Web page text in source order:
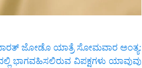
ಜೋಡೊ ಯಾತ್ರೆ ಸೋಮವಾರ ಅಂತ್ಯ:
ಭಾಗವಹಿಸಲಿರುವ ವಿಪಕ್ಷಗಳು ಯಾವುವು